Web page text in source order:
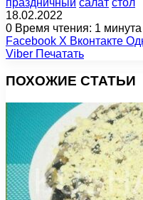
18.02.2022
0 Время чтения: 1 минута
Facebook X Вконтакте
Viber Печатать
ПОХОЖИЕ СТАТЬИ